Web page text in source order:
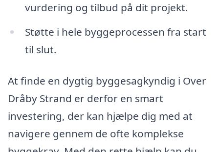
vurdering og tilbud på dit projekt.
Støtte i hele byggeprocessen fra start
til slut.
At finde en dygtig byggesagkyndig i Over
Dråby Strand er derfor en smart
investering, der kan hjælpe dig med at
navigere gennem de ofte komplekse